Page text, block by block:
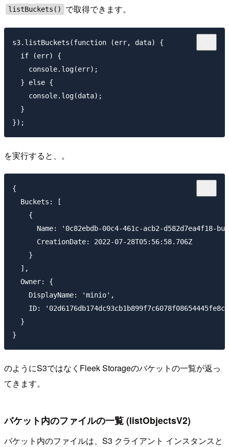
listBuckets() で取得できます。
s3.listBuckets(function (err, data) {
  if (err) {
    console.log(err);
  } else {
    console.log(data);
  }
を実行すると、。
{
  Buckets: [
    {
Name: '0c82ebdb-00c4-461c-acb2-d582d7ea4f18-
      CreationDate: 2022-07-28T05:56:58.706Z
    }
  ],
  Owner: {
    DisplayName: 'minio',
ID:
  }
のようにS3ではなくFleek Storageのバケットの一覧が返っ
てきます。
バケット内のファイルの一覧 (listObjectsV2)
バケット内のファイルは、S3 クライアント インスタンスと